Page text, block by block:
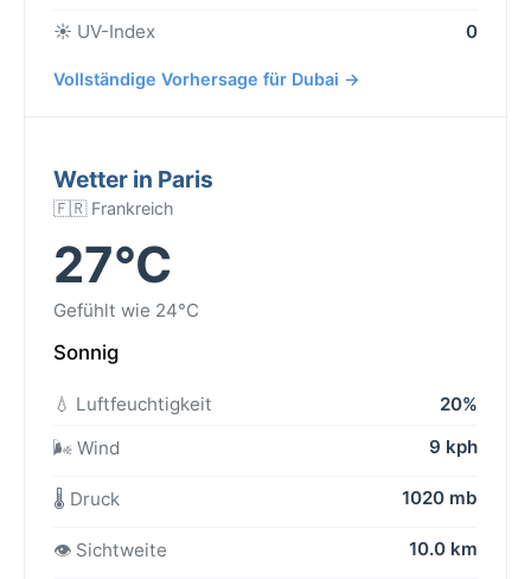
☀️ UV-Index 0
Vollständige Vorhersage für Dubai →
Wetter in Paris
🇫🇷 Frankreich
27°C
Gefühlt wie 24°C
Sonnig
💧 Luftfeuchtigkeit
20%
🌬️ Wind
9 kph
🌡️ Druck 1020 mb
👁️ Sichtweite 10.0 km